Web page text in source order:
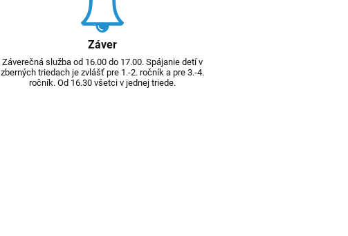
Záver
Záverečná služba od 16.00 do 17.00. Spájanie detí v
zberných triedach je zvlášť pre 1.-2. ročník a pre 3.-4.
ročník. Od 16.30 všetci v jednej triede.